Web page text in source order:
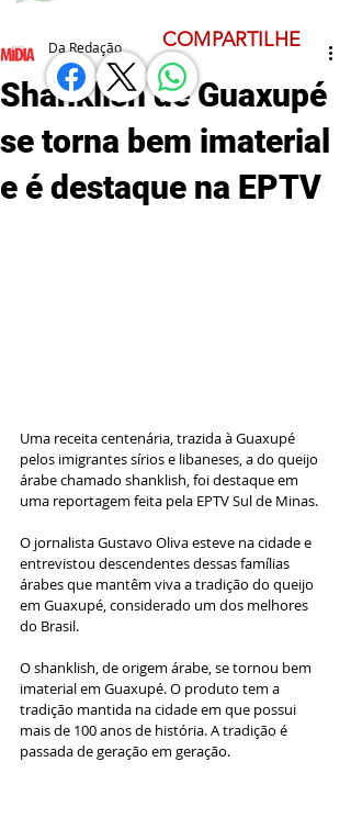
Shanklish de Guaxupé
se torna bem imaterial
e é destaque na EPTV
Da Redação
Uma receita centenária, trazida à Guaxupé
pelos imigrantes sírios e libaneses, a do queijo
árabe chamado shanklish, foi destaque em
uma reportagem feita pela EPTV Sul de Minas.
O jornalista Gustavo Oliva esteve na cidade e
entrevistou descendentes dessas famílias
árabes que mantêm viva a tradição do queijo
em Guaxupé, considerado um dos melhores
do Brasil.
O shanklish, de origem árabe, se tornou bem
imaterial em Guaxupé. O produto tem a
tradição mantida na cidade em que possui
mais de 100 anos de história. A tradição é
passada de geração em geração.
COMPARTILHE